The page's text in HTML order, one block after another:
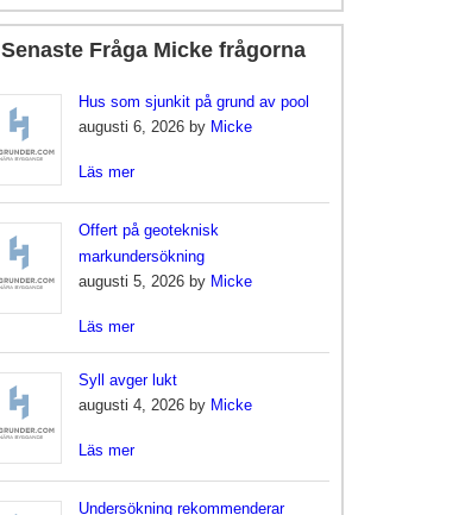
Senaste Fråga Micke frågorna
Hus som sjunkit på grund av pool
augusti 6, 2026 by Micke
Läs mer
Offert på geoteknisk
markundersökning
augusti 5, 2026 by Micke
Läs mer
Syll avger lukt
augusti 4, 2026 by Micke
Läs mer
Undersökning rekommenderar